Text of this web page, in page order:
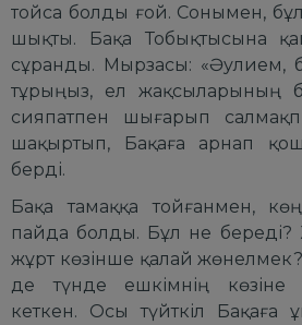
тойса болды ғой. Сонымен,
шықты. Бақа Тобықтысына
сұранды. Мырзасы: «Әулием,
тұрыңыз, ел жақсыларының
сияпатпен шығарып
шақыртып, Бақаға арнап
берді.
Бақа тамаққа тойғанмен,
пайда болды. Бұл не береді?
жұрт көзінше қалай
де түнде ешкімнің көзіне
кеткен. Осы түйткіл Бақаға